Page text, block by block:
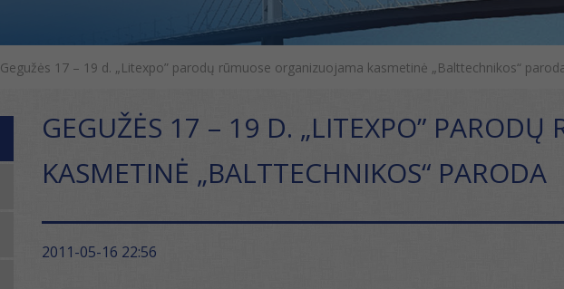
Gegužės 17 – 19 d. „Litexpo” parodų rūmuose organizuojama kasmetinė „Balttechnikos“
GEGUŽĖS 17 – 19 D. „LITEXPO”
KASMETINĖ „BALTTECHNIKOS“ PARODA
2011-05-16 22:56